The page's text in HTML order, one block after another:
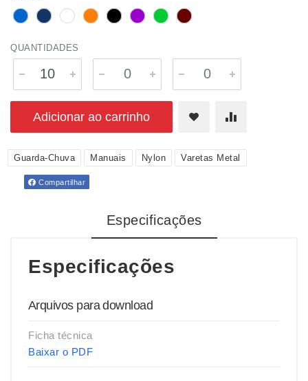
QUANTIDADES
Adicionar ao carrinho
Guarda-Chuva Manuais Nylon Varetas Metal
Compartilhar
Especificações
Especificações
Arquivos para download
Ficha técnica
Baixar o PDF